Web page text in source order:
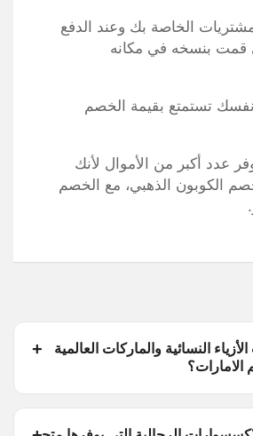
الخاصة بك وعند الدفع
قمت بنسخه في مكانه
تستمتع بقيمة الخصم
عدد أكبر من الأموال لأنك
الكوبون الذهبي، مع الخصم
النسائية والماركات العالمية
الامارات؟